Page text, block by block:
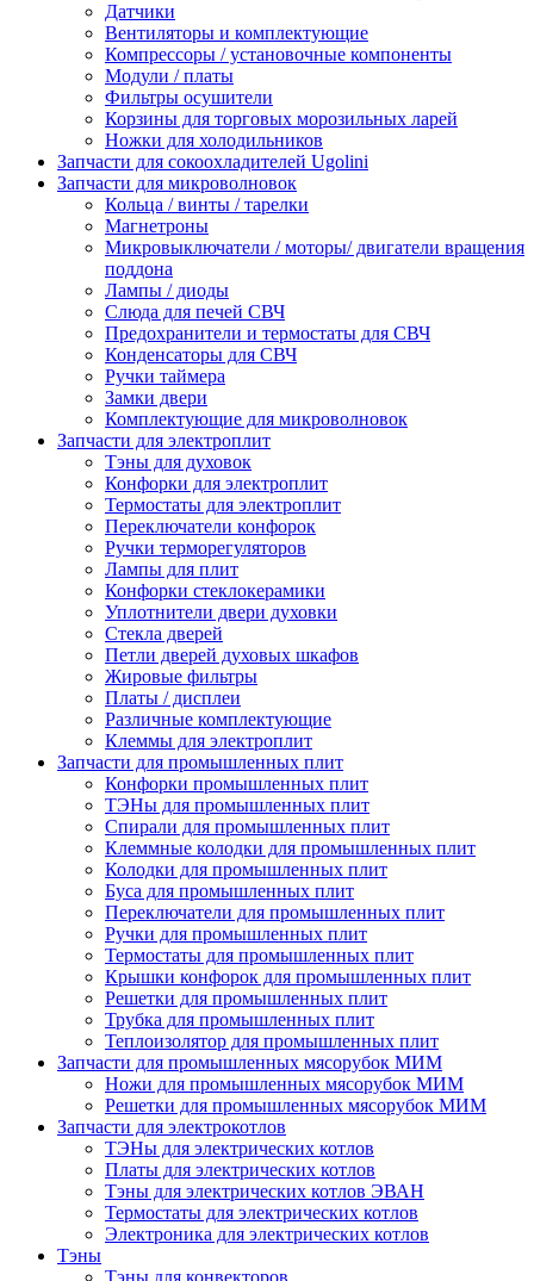
Датчики
Вентиляторы и комплектующие
Компрессоры / установочные компоненты
Модули / платы
Фильтры осушители
Корзины для торговых морозильных ларей
Ножки для холодильников
Запчасти для сокоохладителей Ugolini
Запчасти для микроволновок
Кольца / винты / тарелки
Магнетроны
Микровыключатели / моторы/ двигатели вращения
поддона
Лампы / диоды
Слюда для печей СВЧ
Предохранители и термостаты для СВЧ
Конденсаторы для СВЧ
Ручки таймера
Замки двери
Комплектующие для микроволновок
Запчасти для электроплит
Тэны для духовок
Конфорки для электроплит
Термостаты для электроплит
Переключатели конфорок
Ручки терморегуляторов
Лампы для плит
Конфорки стеклокерамики
Уплотнители двери духовки
Стекла дверей
Петли дверей духовых шкафов
Жировые фильтры
Платы / дисплеи
Различные комплектующие
Клеммы для электроплит
Запчасти для промышленных плит
Конфорки промышленных плит
ТЭНы для промышленных плит
Спирали для промышленных плит
Клеммные колодки для промышленных плит
Колодки для промышленных плит
Буса для промышленных плит
Переключатели для промышленных плит
Ручки для промышленных плит
Термостаты для промышленных плит
Крышки конфорок для промышленных плит
Решетки для промышленных плит
Трубка для промышленных плит
Теплоизолятор для промышленных плит
Запчасти для промышленных мясорубок МИМ
Ножи для промышленных мясорубок МИМ
Решетки для промышленных мясорубок МИМ
Запчасти для электрокотлов
ТЭНы для электрических котлов
Платы для электрических котлов
Тэны для электрических котлов ЭВАН
Термостаты для электрических котлов
Электроника для электрических котлов
Тэны